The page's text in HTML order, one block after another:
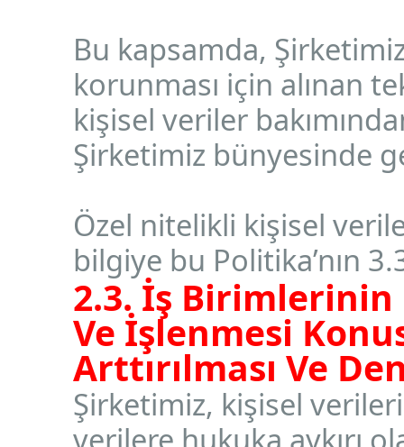
Bu kapsamda,
korunması için alınan
kişisel veriler
Şirketimiz bünyesinde
Özel nitelikli kişisel
bilgiye bu Politika’nın
2.3. İş Birimlerinin
Ve İşlenmesi
Arttırılması Ve
Şirketimiz, kişisel